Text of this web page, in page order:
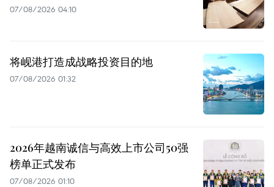
07/08/2026 04:10
将岘港打造成战略投资目的地
07/08/2026 01:32
2026年越南诚信与高效上市公司50强
榜单正式发布
07/08/2026 01:10